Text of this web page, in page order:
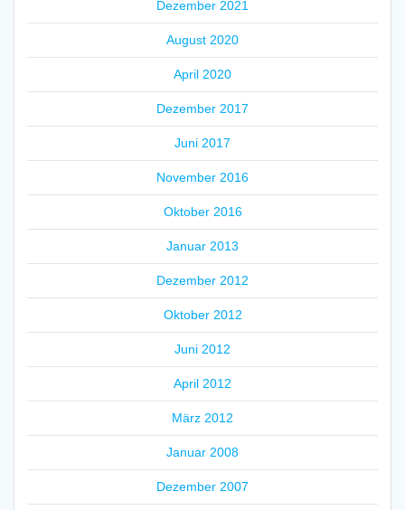
Dezember 2021
August 2020
April 2020
Dezember 2017
Juni 2017
November 2016
Oktober 2016
Januar 2013
Dezember 2012
Oktober 2012
Juni 2012
April 2012
März 2012
Januar 2008
Dezember 2007